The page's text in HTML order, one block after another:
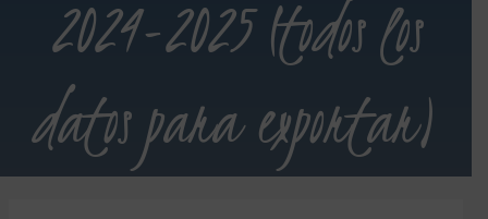
2024-2025 (todos los
datos para exportar)